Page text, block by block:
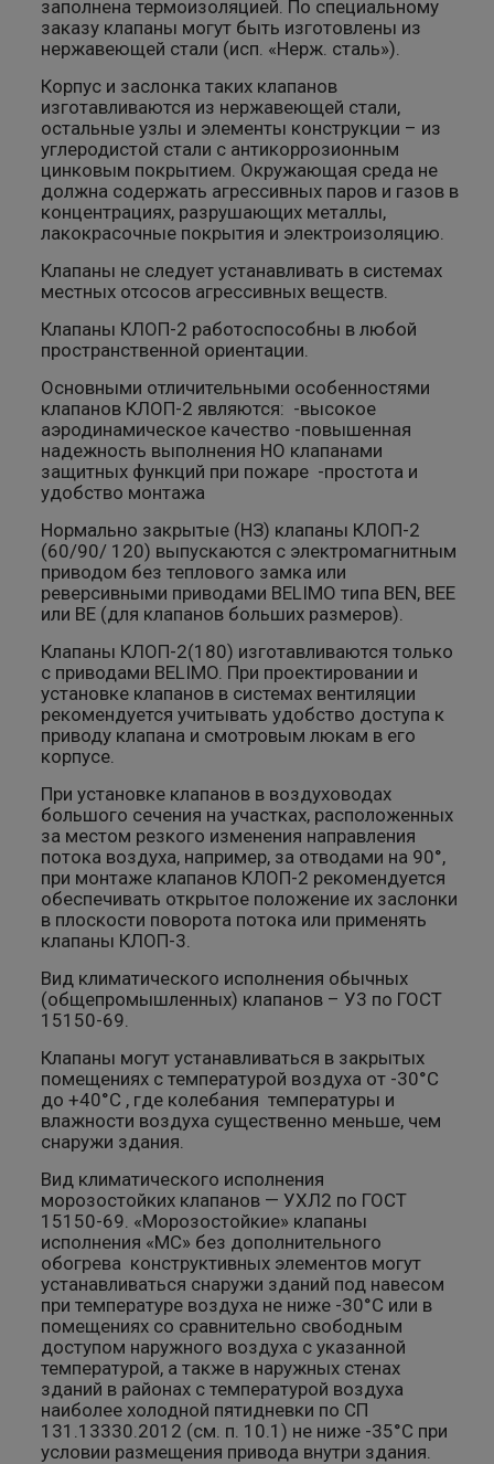
заполнена термоизоляцией. По специальному
заказу клапаны могут быть изготовлены из
нержавеющей стали (исп. «Нерж. сталь»).
Корпус и заслонка таких клапанов
изготавливаются из нержавеющей стали,
остальные узлы и элементы конструкции – из
углеродистой стали с антикоррозионным
цинковым покрытием. Окружающая среда не
должна содержать агрессивных паров и газов в
концентрациях, разрушающих металлы,
лакокрасочные покрытия и электроизоляцию.
Клапаны не следует устанавливать в системах
местных отсосов агрессивных веществ.
Клапаны КЛОП-2 работоспособны в любой
пространственной ориентации.
Основными отличительными особенностями
клапанов КЛОП-2 являются: -высокое
аэродинамическое качество -повышенная
надежность выполнения НО клапанами
защитных функций при пожаре -простота и
удобство монтажа
Нормально закрытые (НЗ) клапаны КЛОП-2
(60/90/ 120) выпускаются с электромагнитным
приводом без теплового замка или
реверсивными приводами BELIMO типа BEN, BEE
или BE (для клапанов больших размеров).
Клапаны КЛОП-2(180) изготавливаются только
с приводами BELIMO. При проектировании и
установке клапанов в системах вентиляции
рекомендуется учитывать удобство доступа к
приводу клапана и смотровым люкам в его
корпусе.
При установке клапанов в воздуховодах
большого сечения на участках, расположенных
за местом резкого изменения направления
потока воздуха, например, за отводами на 90°,
при монтаже клапанов КЛОП-2 рекомендуется
обеспечивать открытое положение их заслонки
в плоскости поворота потока или применять
клапаны КЛОП-3.
Вид климатического исполнения обычных
(общепромышленных) клапанов – У3 по ГОСТ
15150-69.
Клапаны могут устанавливаться в закрытых
помещениях с температурой воздуха от -30°C
до +40°С , где колебания температуры и
влажности воздуха существенно меньше, чем
снаружи здания.
Вид климатического исполнения
морозостойких клапанов — УХЛ2 по ГОСТ
15150-69. «Морозостойкие» клапаны
исполнения «МС» без дополнительного
обогрева конструктивных элементов могут
устанавливаться снаружи зданий под навесом
при температуре воздуха не ниже -30°С или в
помещениях со сравнительно свободным
доступом наружного воздуха с указанной
температурой, а также в наружных стенах
зданий в районах с температурой воздуха
наиболее холодной пятидневки по СП
131.13330.2012 (см. п. 10.1) не ниже -35°С при
условии размещения привода внутри здания.